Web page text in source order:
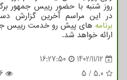
روز شنبه با حضور رییس جمهور
در این مراسم آخرین گزارش
برنامه های پیش رو خدمت رییس
ارائه خواهد شد.
1402/11/12
16:27:50
5.0
/
5